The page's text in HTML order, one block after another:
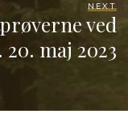
NEXT
ved
maj 2023